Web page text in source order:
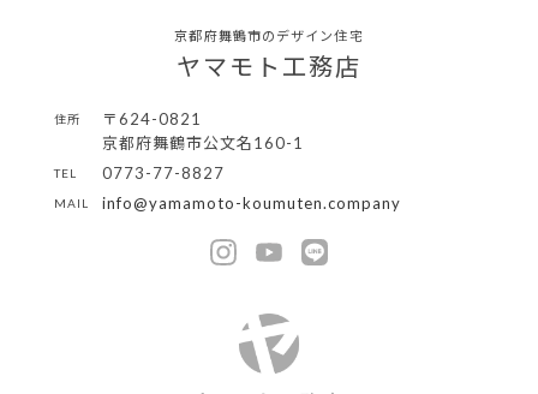
京都府舞鶴市のデザイン住宅
ヤマモト工務店
住所
〒624-0821
京都府舞鶴市公文名160-1
TEL 0773-77-8827
MAIL info@yamamoto-koumuten.company